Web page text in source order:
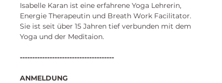
Isabelle Karan ist eine erfahrene Yoga Lehrerin,
Energie Therapeutin und Breath Work Facilitator.
Sie ist seit über 15 Jahren tief verbunden mit dem
Yoga und der Meditaion.
--------------------------------------
ANMELDUNG